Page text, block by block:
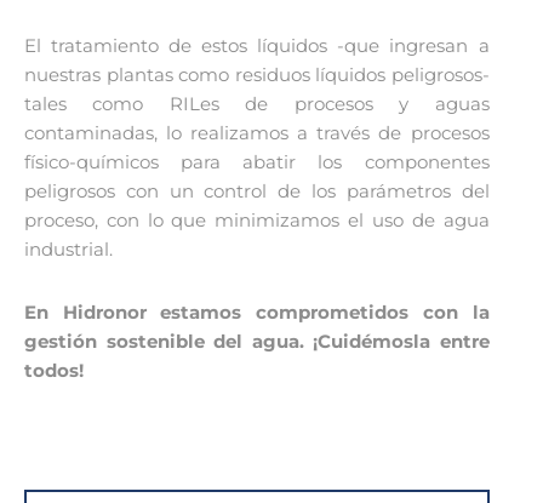
El tratamiento de estos líquidos -que ingresan a
nuestras plantas como residuos líquidos peligrosos-
tales como RILes de procesos y aguas
contaminadas, lo realizamos a través de procesos
físico-químicos para abatir los componentes
peligrosos con un control de los parámetros del
proceso, con lo que minimizamos el uso de agua
industrial.
En Hidronor estamos comprometidos con la
gestión sostenible del agua. ¡Cuidémosla entre
todos!